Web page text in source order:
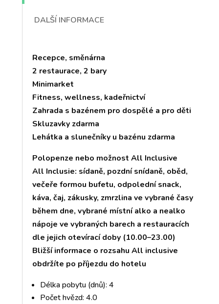
DALŠÍ INFORMACE
Recepce, směnárna
2 restaurace, 2 bary
Minimarket
Fitness, wellness, kadeřnictví
Zahrada s bazénem pro dospělé a pro děti
Skluzavky zdarma
Lehátka a slunečníky u bazénu zdarma
Polopenze nebo možnost All Inclusive
All Inclusie: sídaně, pozdní snídaně, oběd,
večeře formou bufetu, odpolední snack,
káva, čaj, zákusky, zmrzlina ve vybrané časy
během dne, vybrané místní alko a nealko
nápoje ve vybraných barech a restauracích
dle jejich otevírací doby (10.00–23.00)
Bližší informace o rozsahu All inclusive
obdržíte po příjezdu do hotelu
Délka pobytu (dnů): 4
Počet hvězd: 4.0